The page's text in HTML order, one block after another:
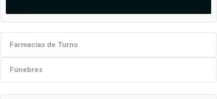
Farmacias de Turno
Fúnebres